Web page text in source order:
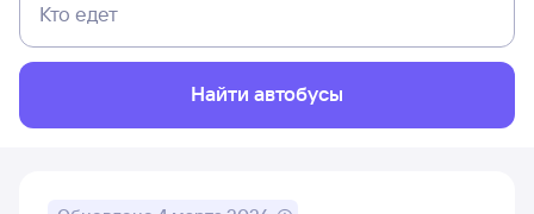
Кто едет
Найти автобусы